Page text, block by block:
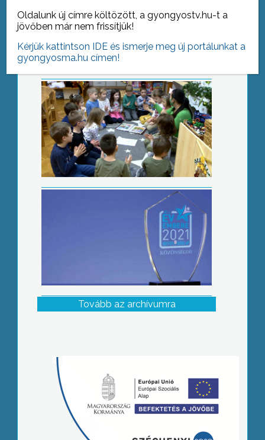
szóló kérelmek
Több gyöngyösi szakember is a
jelöltek között, szavazhatunk az év
emberére
Tovább az archívumra
Oldalunk új címre költözött, a gyongyostv.hu-t a
jövőben már nem frissítjük!
Kérjük kattintson IDE és ismerje meg új portálunkat a
gyongyosma.hu címen!